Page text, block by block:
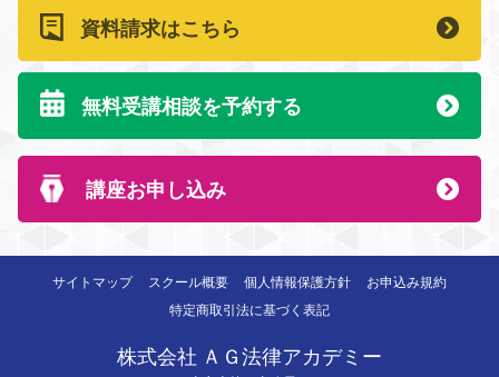
資料請求はこちら
無料受講相談を予約する
講座お申し込み
サイトマップ スクール概要 個人情報保護方針
お申込み規約
特定商取引法に基づく表記
株式会社 ＡＧ法律アカデミー